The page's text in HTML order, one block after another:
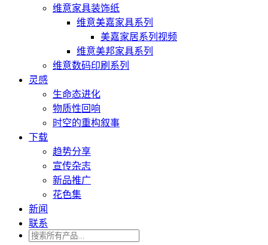
维意家具装饰纸
维意美嘉家具系列
美嘉家居系列视频
维意美邦家具系列
维意数码印刷系列
灵感
生命态进化
物质性回响
时空的重构叙事
下载
趋势分享
宣传杂志
新品推广
花色集
新闻
联系